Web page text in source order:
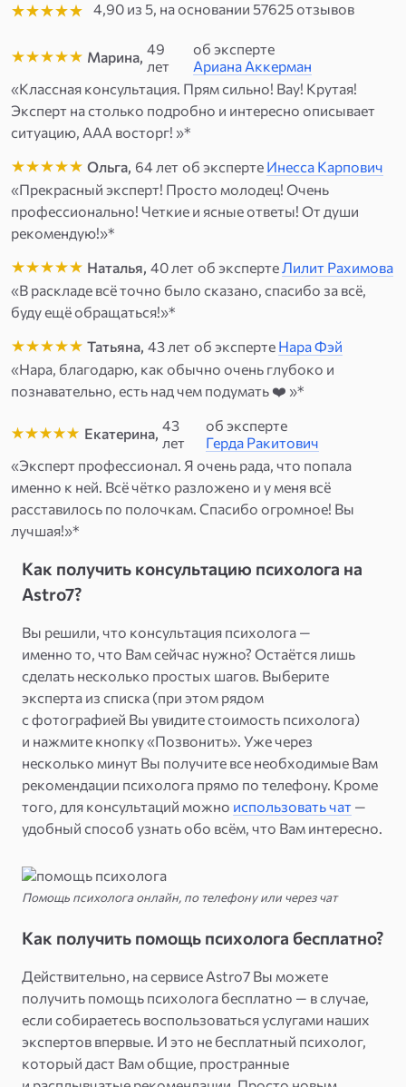
ваш запрос: увидеть скрытые мотивы, перспективы
ситуации, состояние энергетики, наличие негативного
воздействия и возможные пути выхода.
4,90 из 5, на основании 57625отзывов
Марина, 49
лет
об эксперте
Ариана Аккерман
«Классная консультация. Прям сильно! Вау! Крутая!
Эксперт на столько подробно и интересно описывает
ситуацию, ААА восторг! »*
Ольга, 64 лет об эксперте Инесса Карпович
«Прекрасный эксперт! Просто молодец! Очень
профессионально! Четкие и ясные ответы! От души
рекомендую!»*
Наталья, 40 лет об эксперте Лилит Рахимова
«В раскладе всё точно было сказано, спасибо за всё,
буду ещё обращаться!»*
Татьяна, 43 лет об эксперте Нара Фэй
«Нара, благодарю, как обычно очень глубоко и
познавательно, есть над чем подумать ❤️ »*
Екатерина, 43
лет
об эксперте
Герда Ракитович
«Эксперт профессионал. Я очень рада, что попала
именно к ней. Всё чётко разложено и у меня всё
расставилось по полочкам. Спасибо огромное! Вы
лучшая!»*
Как получить консультацию психолога на
Astro7?
Вы решили, что консультация психолога —
именно то, что Вам сейчас нужно? Остаётся лишь
сделать несколько простых шагов. Выберите
эксперта из списка (при этом рядом
с фотографией Вы увидите стоимость психолога)
и нажмите кнопку «Позвонить». Уже через
несколько минут Вы получите все необходимые Вам
рекомендации психолога прямо по телефону. Кроме
того, для консультаций можно использовать чат —
удобный способ узнать обо всём, что Вам интересно.
Помощь психолога онлайн, по телефону или через чат
Как получить помощь психолога бесплатно?
Действительно, на сервисе Astro7 Вы можете
получить помощь психолога бесплатно — в случае,
если собираетесь воспользоваться услугами наших
экспертов впервые. И это не бесплатный психолог,
который даст Вам общие, пространные